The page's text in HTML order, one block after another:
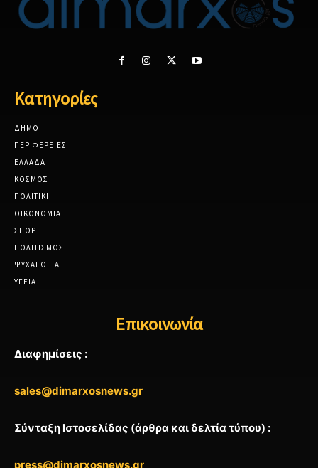
Κατηγορίες
ΔΗΜΟΙ
ΠΕΡΙΦΕΡΕΙΕΣ
ΕΛΛΑΔΑ
ΚΟΣΜΟΣ
ΠΟΛΙΤΙΚΗ
ΟΙΚΟΝΟΜΙΑ
ΣΠΟΡ
ΠΟΛΙΤΙΣΜΟΣ
ΨΥΧΑΓΩΓΙΑ
ΥΓΕΙΑ
Επικοινωνία
Διαφημίσεις :
sales@dimarxosnews.gr
Σύνταξη Ιστοσελίδας (άρθρα και δελτία τύπου) :
press@dimarxosnews.gr